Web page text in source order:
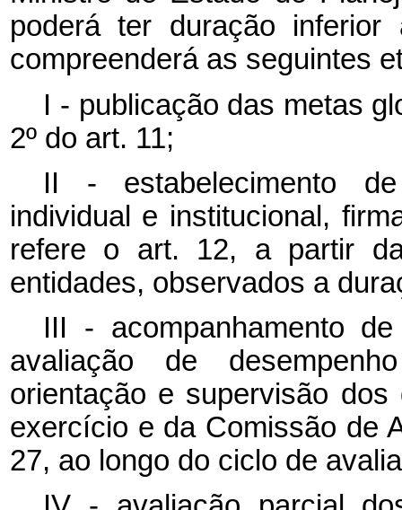
poderá ter duração
compreenderá as seguintes
I - publicação das metas
2º do art. 11;
II - estabelecimento
individual e institucional,
refere o art. 12, a partir
entidades, observados a
III - acompanhamento
avaliação de
orientação e supervisão
exercício e da Comissão de
27, ao longo do ciclo de